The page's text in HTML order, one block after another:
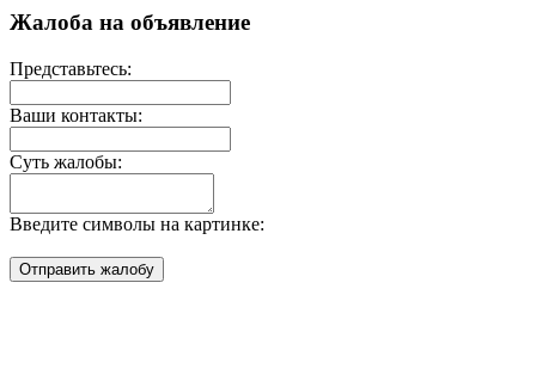
Жалоба на объявление
Представьтесь:
Ваши контакты:
Суть жалобы:
Введите символы на картинке: